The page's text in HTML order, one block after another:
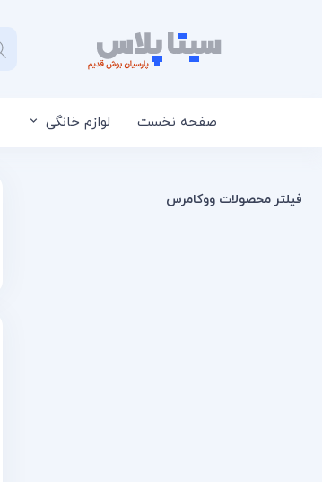
صفحه نخست لوازم خانگی
فیلتر محصولات ووکامرس